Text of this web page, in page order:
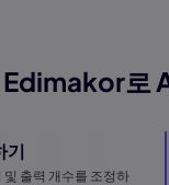
Edimakor로
기
출력 개수를 조정하